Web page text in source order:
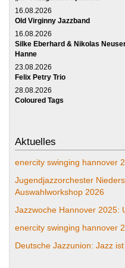
16.08.2026
Old Virginny Jazzband
16.08.2026
Silke Eberhard & Nikolas
Hanne
23.08.2026
Felix Petry Trio
28.08.2026
Coloured Tags
Aktuelles
enercity swinging hannover
Jugendjazzorchester
Auswahlworkshop 2026
Jazzwoche Hannover 2025:
enercity swinging hannover
Deutsche Jazzunion: Jazz